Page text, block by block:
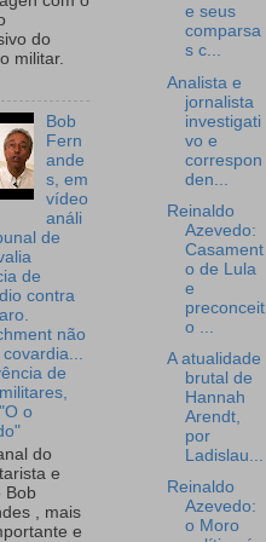
do
militar.
Bob
Fern
ande
s, em
vídeo
análi
de
de
contra
não
de
o
do
e
Bob
, mais
e
e seus
comparsa
s c...
Analista e
jornalista
investigati
vo e
correspon
den...
Reinaldo
Azevedo:
Casament
o de Lula
e
preconceit
o ...
A atualidade
brutal de
Hannah
Arendt,
por
Ladislau...
Reinaldo
Azevedo:
o Moro